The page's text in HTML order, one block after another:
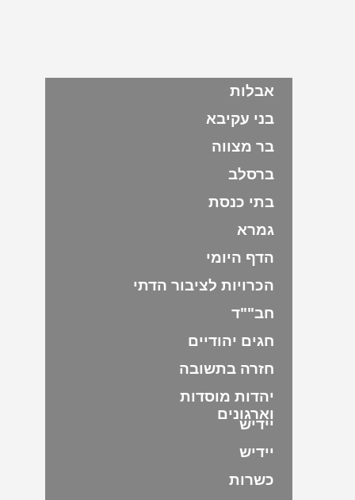
אבלות
בני עקיבא
בר מצווה
ברסלב
בתי כנסת
גמרא
הדף היומי
הכרויות לציבור הדתי
חב""ד
חגים יהודיים
חזרה בתשובה
יהדות מוסדות
וארגונים
יידיש
יידיש
כשרות